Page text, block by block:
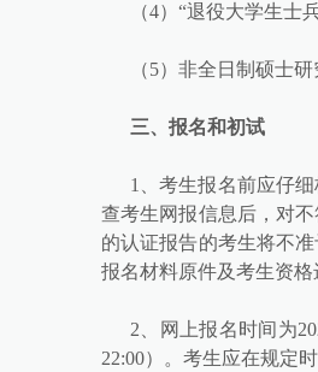
（4）“退役大学生士
（5）非全日制硕士
三、报名和初试
1、考生报名前应仔
查考生网报信息后，对
的认证报告的考生将不
报名材料原件及考生资格
2、网上报名时间为
22:00）。考生应在规定